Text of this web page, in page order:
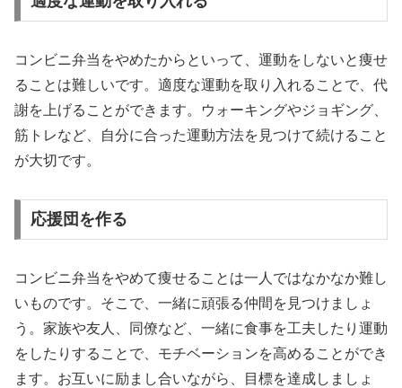
コンビニ弁当をやめたからといって、運動をしないと痩せ
ることは難しいです。適度な運動を取り入れることで、代
謝を上げることができます。ウォーキングやジョギング、
筋トレなど、自分に合った運動方法を見つけて続けること
が大切です。
応援団を作る
コンビニ弁当をやめて痩せることは一人ではなかなか難し
いものです。そこで、一緒に頑張る仲間を見つけましょ
う。家族や友人、同僚など、一緒に食事を工夫したり運動
をしたりすることで、モチベーションを高めることができ
ます。お互いに励まし合いながら、目標を達成しましょ